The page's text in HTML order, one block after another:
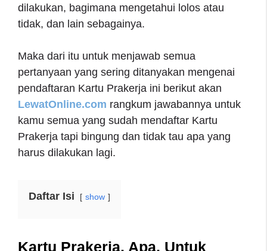
dilakukan, bagimana mengetahui lolos atau
tidak, dan lain sebagainya.
Maka dari itu untuk menjawab semua
pertanyaan yang sering ditanyakan mengenai
pendaftaran Kartu Prakerja ini berikut akan
LewatOnline.com rangkum jawabannya untuk
kamu semua yang sudah mendaftar Kartu
Prakerja tapi bingung dan tidak tau apa yang
harus dilakukan lagi.
Daftar Isi show
Kartu Prakerja, Apa, Untuk